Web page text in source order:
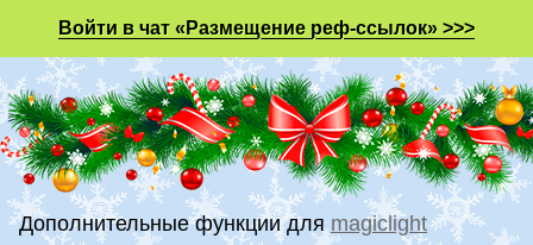
Войти в чат «Размещение реф-ссылок» >>>
Дополнительные функции дляmagiclight